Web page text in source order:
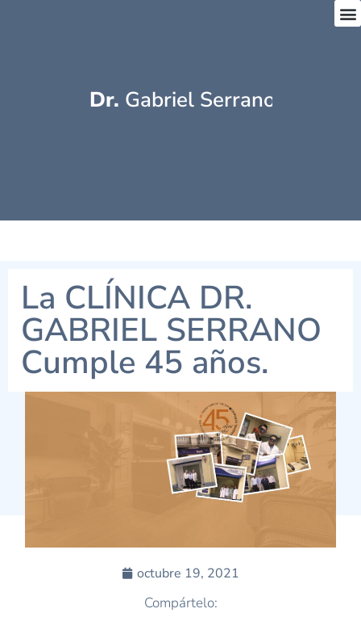
Dr. Gabriel Serrano
La CLÍNICA DR.
GABRIEL SERRANO
Cumple 45 años.
octubre 19, 2021
Compártelo: